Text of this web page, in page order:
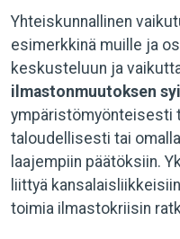
Yhteiskunnallinen
esimerkkinä muille ja
keskusteluun ja
ilmastonmuutoksen
ympäristömyönteisesti
taloudellisesti tai
laajempiin päätöksiin.
liittyä
toimia ilmastokriisin